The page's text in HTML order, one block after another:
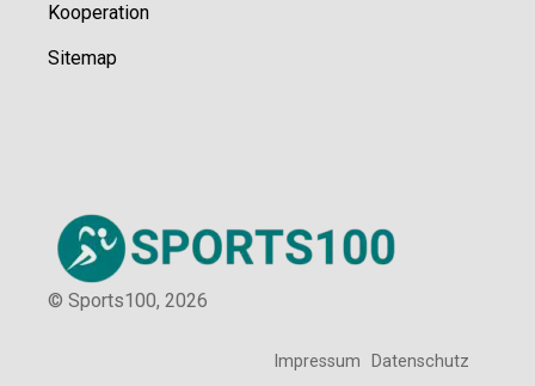
Kooperation
Sitemap
© Sports100, 2026
Impressum Datenschutz